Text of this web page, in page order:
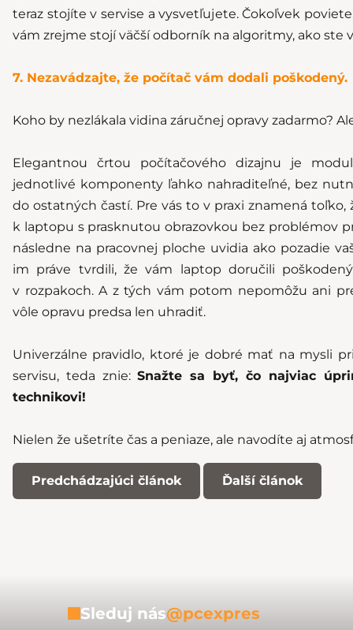
teraz stojíte v servise a vysvetľujete. Čokoľvek
vám zrejme stojí väčší odborník na algoritmy, ako ste
7. Nezavádzajte, že počítač vám dodali poškodený.
Koho by nezlákala vidina záručnej opravy zadarmo?
Elegantnou črtou počítačového dizajnu je
jednotlivé komponenty ľahko nahraditeľné, bez
do ostatných častí. Pre vás to v praxi znamená toľko,
k laptopu s prasknutou obrazovkou bez problémov
následne na pracovnej ploche uvidia ako pozadie
im práve tvrdili, že vám laptop doručili
v rozpakoch. A z tých vám potom nepomôžu ani
vôle opravu predsa len uhradiť.
Univerzálne pravidlo, ktoré je dobré mať na mysli
servisu, teda znie:Snažte sa byť, čo najviac
technikovi!
Nielen že ušetríte čas a peniaze, ale navodíte aj
Predchádzajúci článok Ďalší článok
Sleduj nás@pcexpres